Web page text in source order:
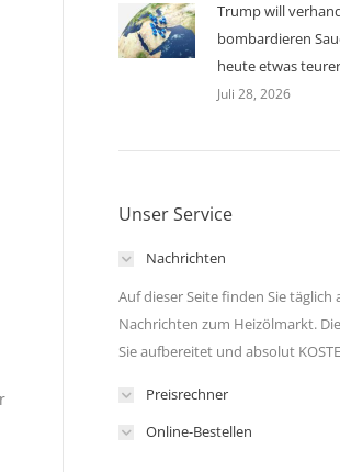
Trump will
bombardieren
heute etwas teurer
Juli 28, 2026
Unser Service
Nachrichten
Auf dieser Seite finden Sie täglich
Nachrichten zum Heizölmarkt.
Sie aufbereitet und absolut
Preisrechner
Online-Bestellen